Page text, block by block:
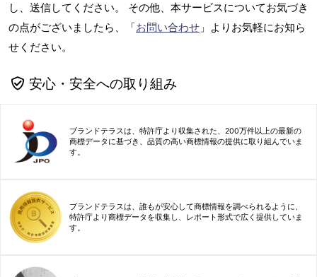
し、送信してください。 その他、本サービスについてお気づき
の点がございましたら、「お問い合わせ 」よりお気軽にお知ら
せください。
安心・安全への取り組み
ブランドテラスは、特許庁より収集された、200万件以上の最新の
商標データに基づき、品質の高い商標情報の提供に取り組んでいま
す。
ブランドテラスは、誰もが安心して商標情報を調べられるように、
特許庁より商標データを収集し、レポート形式で広く提供していま
す。